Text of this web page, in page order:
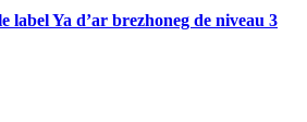
label Ya d’ar brezhoneg de niveau 3